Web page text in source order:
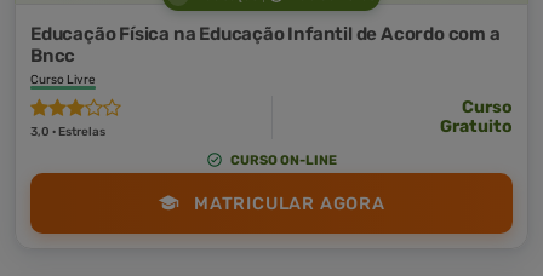
Educação Física na Educação Infantil de Acordo com a
Bncc
Curso Livre
3,0 · Estrelas
Curso
Gratuito
CURSO ON-LINE
MATRICULAR AGORA